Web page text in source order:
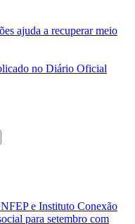
ajuda a recuperar meio
no Diário Oficial
e Instituto Conexão
para setembro com